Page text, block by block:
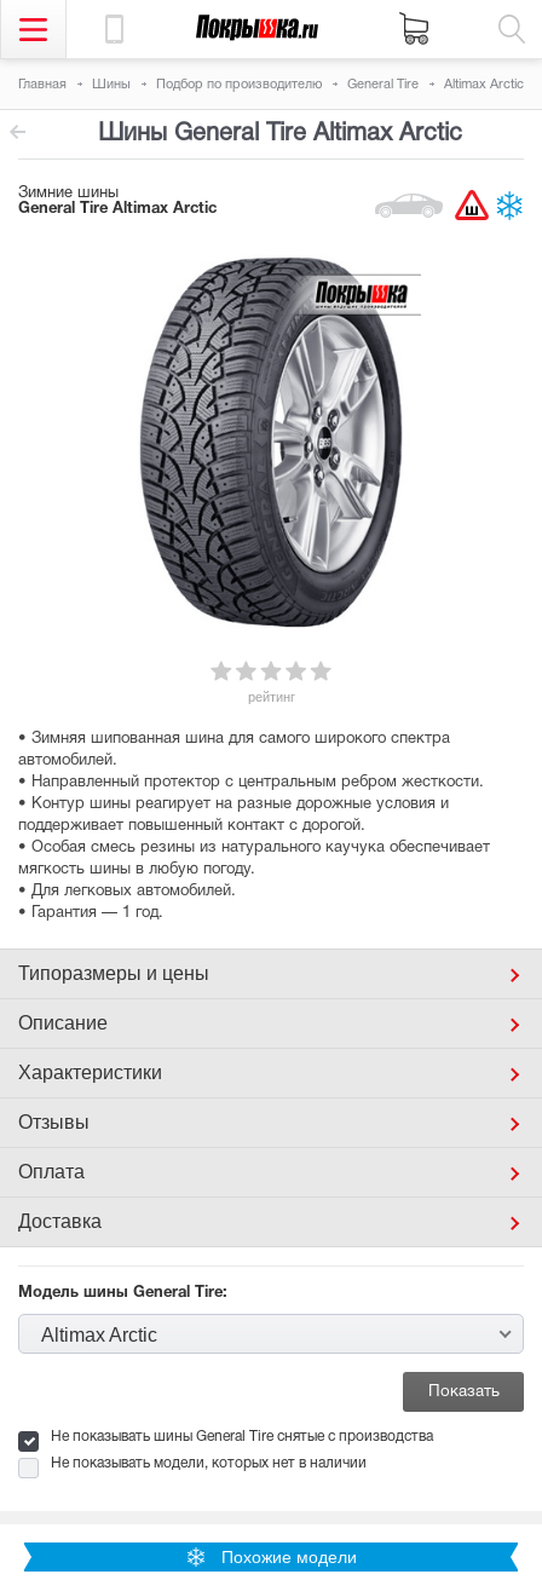
Главная Шины Подбор по производителю General Tire Altimax Arctic
Шины General Tire Altimax Arctic
Зимние шины
General Tire Altimax Arctic
рейтинг
• Зимняя шипованная шина для самого широкого спектра
автомобилей.
• Направленный протектор с центральным ребром жесткости.
• Контур шины реагирует на разные дорожные условия и
поддерживает повышенный контакт с дорогой.
• Особая смесь резины из натурального каучука обеспечивает
мягкость шины в любую погоду.
• Для легковых автомобилей.
• Гарантия — 1 год.
Типоразмеры и цены
Описание
Характеристики
Отзывы
Оплата
Доставка
Модель шины General Tire:
Altimax Arctic
Не показывать шины General Tire снятые с производства
Не показывать модели, которых нет в наличии
Похожие модели